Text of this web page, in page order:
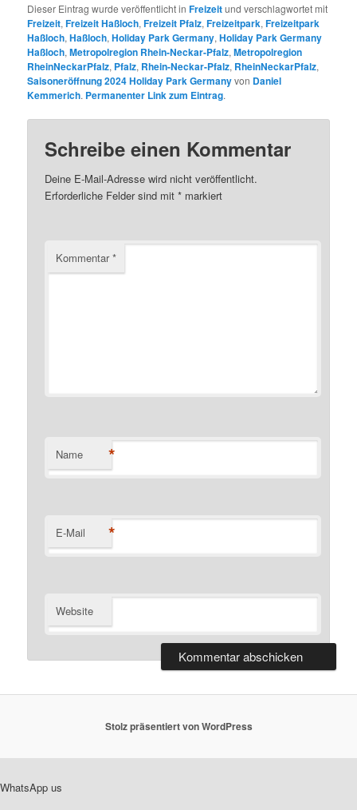
Dieser Eintrag wurde veröffentlicht inFreizeitund verschlagwortet mit
Freizeit,Freizeit Haßloch,Freizeit Pfalz,Freizeitpark,Freizeitpark
Haßloch,Haßloch,Holiday Park Germany,Holiday Park Germany
Haßloch,Metropolregion Rhein-Neckar-Pfalz,Metropolregion
RheinNeckarPfalz, Pfalz, Rhein-Neckar-Pfalz, RheinNeckarPfalz,
Saisoneröffnung 2024 Holiday Park Germanyvon Daniel
Kemmerich. Permanenter Link zum Eintrag.
Schreibe einen Kommentar
Deine E-Mail-Adresse wird nicht veröffentlicht.
Erforderliche Felder sind mit* markiert
Kommentar*
Name *
E-Mail *
Website
Stolz präsentiert von WordPress
WhatsApp us